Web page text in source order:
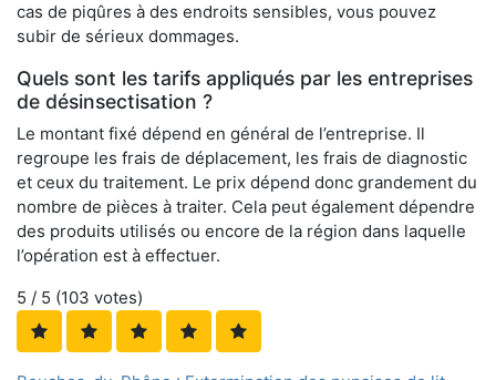
cas de piqûres à des endroits sensibles, vous pouvez
subir de sérieux dommages.
Quels sont les tarifs appliqués par les entreprises
de désinsectisation ?
Le montant fixé dépend en général de l’entreprise. Il
regroupe les frais de déplacement, les frais de diagnostic
et ceux du traitement. Le prix dépend donc grandement du
nombre de pièces à traiter. Cela peut également dépendre
des produits utilisés ou encore de la région dans laquelle
l’opération est à effectuer.
5 / 5 (103 votes)